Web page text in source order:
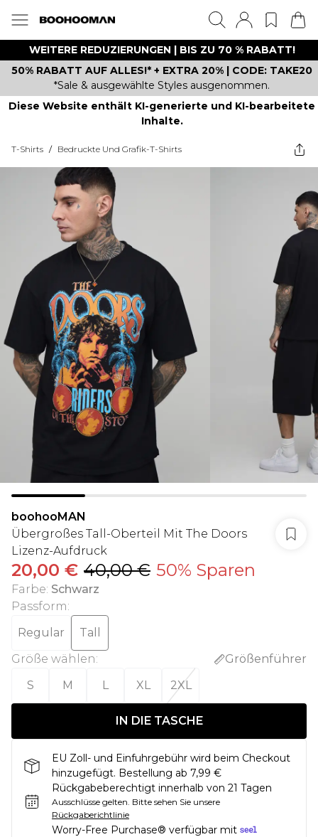
WEITERE REDUZIERUNGEN | BIS ZU 70 % RABATT!
50% RABATT AUF ALLES!* + EXTRA 20% | CODE: TAKE20
*Sale & ausgewählte Styles ausgenommen.
Diese Website enthält KI-generierte und KI-bearbeitete
Inhalte.
T-Shirts / Bedruckte Und Grafik-T-Shirts
boohooMAN
Übergroßes Tall-Oberteil Mit The Doors
Lizenz-Aufdruck
20,00 € 40,00 € 50% Sparen
Farbe: Schwarz
Passform:
Regular
Tall
Größe wählen:
Größenführer
S
M L XL 2XL
IN DIE TASCHE
EU Zoll- und Einfuhrgebühr wird beim Checkout
hinzugefügt. Bestellung ab 7,99 €
Rückgabeberechtigt innerhalb von 21 Tagen
Ausschlüsse gelten. Bitte sehen Sie unsere
Rückgaberichtlinie
Worry-Free Purchase® verfügbar mit